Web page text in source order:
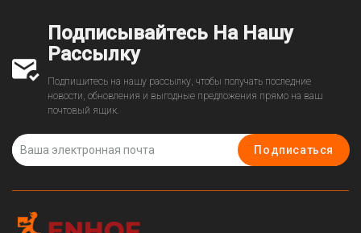
Подписывайтесь На Нашу
Рассылку
Подпишитесь на нашу рассылку, чтобы получать последние
новости, обновления и выгодные предложения прямо на ваш
почтовый ящик.
Подписаться